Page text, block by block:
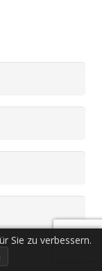
Sie zu verbessern.